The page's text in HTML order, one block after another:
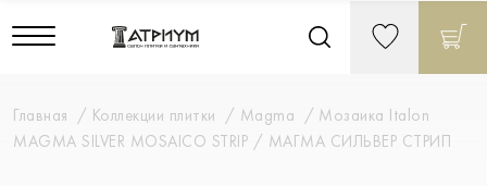
Главная Коллекции плитки Magma
Мозаика Italon
MAGMA SILVER MOSAICO STRIP / МАГМА СИЛЬВЕР СТРИП